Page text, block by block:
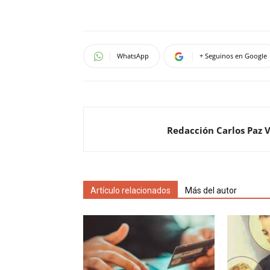
WhatsApp + Seguinos en Google
Redacción Carlos Paz
Artículo relacionados Más del autor